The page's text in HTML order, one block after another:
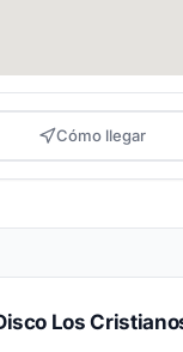
Cómo llegar
Los